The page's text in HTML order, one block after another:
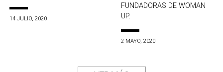
14 JULIO, 2020
FUNDADORAS DE WOMAN
UP.
2 MAYO, 2020